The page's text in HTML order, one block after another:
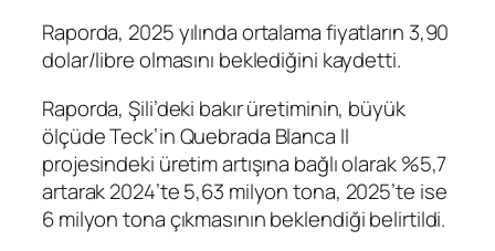
Raporda, 2025 yılında ortalama fiyatların 3,90
dolar/libre olmasını beklediğini kaydetti.
Raporda, Şili’deki bakır üretiminin, büyük
ölçüde Teck’in Quebrada Blanca II
projesindeki üretim artışına bağlı olarak %5,7
artarak 2024’te 5,63 milyon tona, 2025’te ise
6 milyon tona çıkmasının beklendiği belirtildi.